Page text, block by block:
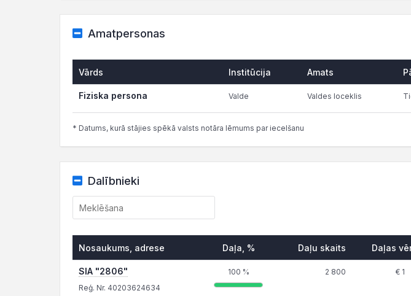
Amatpersonas
Vārds Institūcija Amats
Fiziska persona Valde Valdes loceklis
* Datums, kurā stājies spēkā valsts notāra lēmums par iecelšanu
Dalībnieki
Nosaukums, adrese Daļa, % Daļu skaits Daļas
SIA "2806"
Reģ. Nr. 40203624634
100 % 2 800 € 1